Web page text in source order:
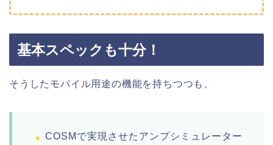
基本スペックも十分！
そうしたモバイル用途の機能を持ちつつも、
COSMで実現させたアンプシミュレーター